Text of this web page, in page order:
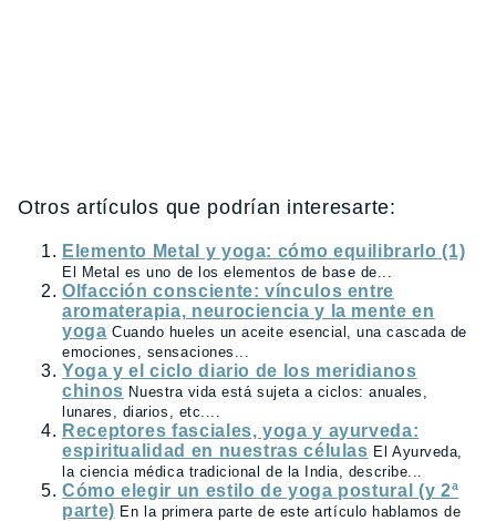
Otros artículos que podrían interesarte:
Elemento Metal y yoga: cómo equilibrarlo (1)
El Metal es uno de los elementos de base de...
Olfacción consciente: vínculos entre
aromaterapia, neurociencia y la mente en
yoga Cuando hueles un aceite esencial, una cascada de
emociones, sensaciones...
Yoga y el ciclo diario de los meridianos
chinos Nuestra vida está sujeta a ciclos: anuales,
lunares, diarios, etc....
Receptores fasciales, yoga y ayurveda:
espiritualidad en nuestras células El Ayurveda,
la ciencia médica tradicional de la India, describe...
Cómo elegir un estilo de yoga postural (y 2ª
parte) En la primera parte de este artículo hablamos de